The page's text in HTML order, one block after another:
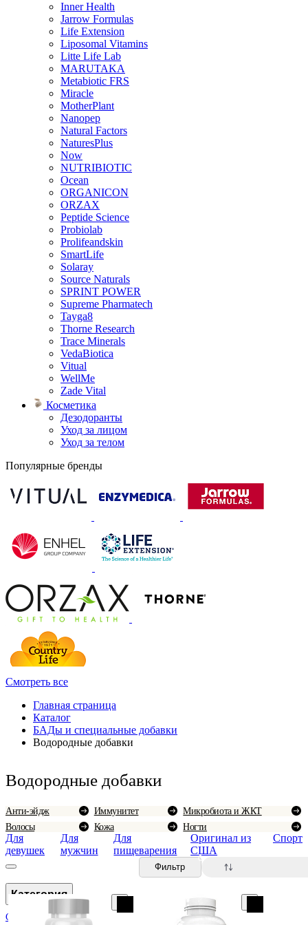
Inner Health
Jarrow Formulas
Life Extension
Liposomal Vitamins
Litte Life Lab
MARUTAKA
Metabiotic FRS
Miracle
MotherPlant
Nanopep
Natural Factors
NaturesPlus
Now
NUTRIBIOTIC
Ocean
ORGANICON
ORZAX
Peptide Science
Probiolab
Prolifeandskin
SmartLife
Solaray
Source Naturals
SPRINT POWER
Supreme Pharmatech
Tayga8
Thorne Research
Trace Minerals
VedaBiotica
Vitual
WellMe
Zade Vital
Косметика
Дезодоранты
Уход за лицом
Уход за телом
Популярные бренды
Смотреть все
Главная страница
Каталог
БАДы и специальные добавки
Водородные добавки
Водородные добавки
Анти-эйдж
Волосы
Иммунитет
Кожа
Микробиота и ЖКТ
Ногти
Для
девушек
Для
мужчин
Для
пищеварения
Оригинал из
США
Спорт
Категория
CBD
Фильтр
0